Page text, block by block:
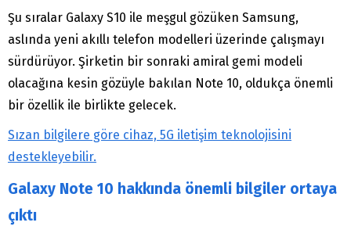
Şu sıralar Galaxy S10 ile meşgul gözüken Samsung,
aslında yeni akıllı telefon modelleri üzerinde çalışmayı
sürdürüyor. Şirketin bir sonraki amiral gemi modeli
olacağına kesin gözüyle bakılan Note 10, oldukça önemli
bir özellik ile birlikte gelecek.
Sızan bilgilere göre cihaz, 5G iletişim teknolojisini
destekleyebilir.
Galaxy Note 10 hakkında önemli bilgiler ortaya
çıktı